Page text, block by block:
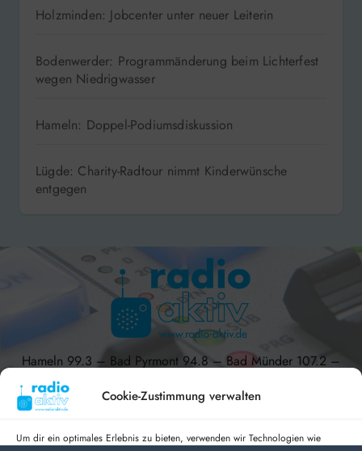
Cookie-Zustimmung verwalten
Um dir ein optimales Erlebnis zu bieten, verwenden wir Technologien wie
Holzminden: Jobcenter unter neuer Leiterin
Bodenwerder: Programmänderung beim Lichterfest
wegen Niedrigwasser
Hameln: Doppel-Podiumsdiskussion
Lügde: Charity-Radtour nimmt Kinderwünsche
entgegen
Hameln 99.3 – Bad Pyrmont 94.8 – Bad Münder 107.2 –
DAB+ 9C